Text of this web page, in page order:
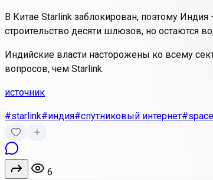
В Китае Starlink заблокирован, поэтому
строительство десяти шлюзов, но остаются
Индийские власти насторожены ко всему
вопросов, чем Starlink.
источник
#starlink#индия#спутниковый интернет
6